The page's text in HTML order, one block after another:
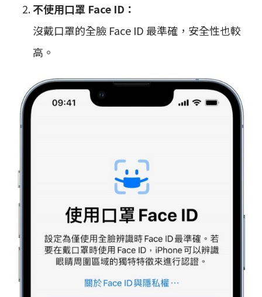
不使用口罩 Face ID：
沒戴口罩的全臉 Face ID 最準確，安全性也較
高。